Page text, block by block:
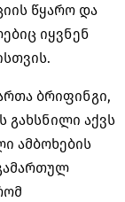
წყარო და
იყვნენ
ბრიფინგი,
გახსნილი აქვს
ამბოხების